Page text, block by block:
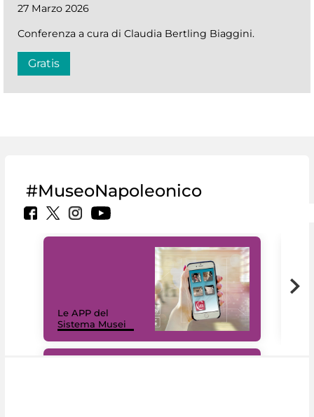
27 Marzo 2026
Conferenza a cura di Claudia Bertling Biaggini.
Gratis
#MuseoNapoleonico
Le APP del
Sistema Musei